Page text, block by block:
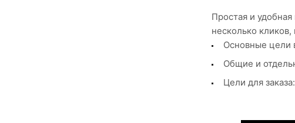
Простая и
несколько
Основные цели
Общие и
Цели для